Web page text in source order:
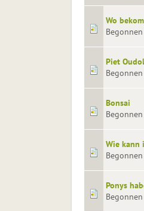
Wo
Piet
Bonsai
Wie kann
Ponys